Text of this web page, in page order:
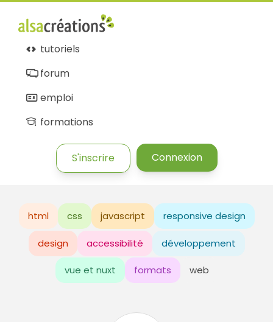
tutoriels
forum
emploi
formations
S'inscrire Connexion
html css javascript responsive design
design accessibilité développement
vue et nuxt formats web